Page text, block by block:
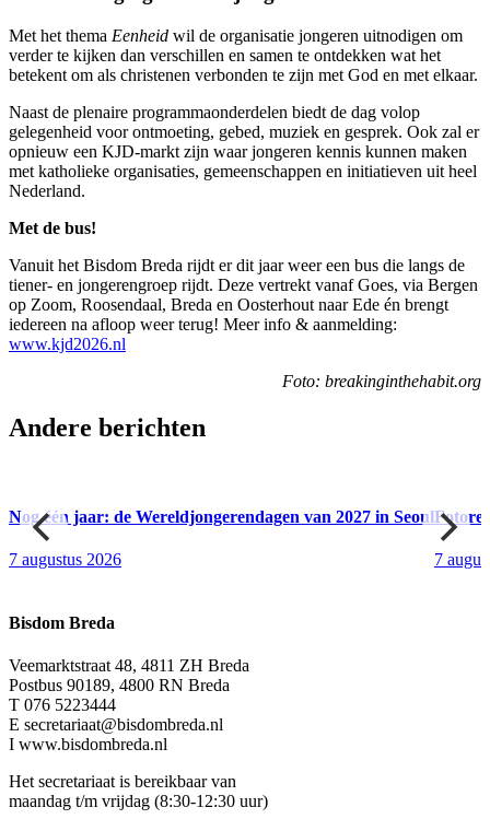
Met het thema Eenheid wil de organisatie jongeren uitnodigen om
verder te kijken dan verschillen en samen te ontdekken wat het
betekent om als christenen verbonden te zijn met God en met elkaar.
Naast de plenaire programmaonderdelen biedt de dag volop
gelegenheid voor ontmoeting, gebed, muziek en gesprek. Ook zal er
opnieuw een KJD-markt zijn waar jongeren kennis kunnen maken
met katholieke organisaties, gemeenschappen en initiatieven uit heel
Nederland.
Met de bus!
Vanuit het Bisdom Breda rijdt er dit jaar weer een bus die langs de
tiener- en jongerengroep rijdt. Deze vertrekt vanaf Goes, via Bergen
op Zoom, Roosendaal, Breda en Oosterhout naar Ede én brengt
iedereen na afloop weer terug! Meer info & aanmelding:
www.kjd2026.nl
Foto: breakinginthehabit.org
Andere berichten
Nog één jaar: de Wereldjongerendagen van 2027 in Seoul
7 augustus 2026 7
Bisdom Breda
Veemarktstraat 48, 4811 ZH Breda
Postbus 90189, 4800 RN Breda
T 076 5223444
E secretariaat@bisdombreda.nl
I www.bisdombreda.nl
Het secretariaat is bereikbaar van
maandag t/m vrijdag (8:30-12:30 uur)